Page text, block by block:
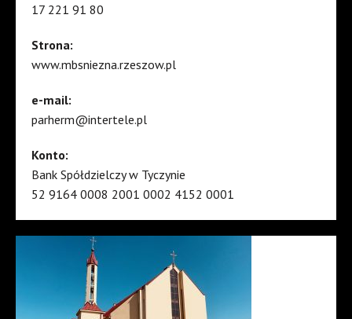
17 221 91 80
Strona:
www.mbsniezna.rzeszow.pl
e-mail:
parherm@intertele.pl
Konto:
Bank Spółdzielczy w Tyczynie
52 9164 0008 2001 0002 4152 0001